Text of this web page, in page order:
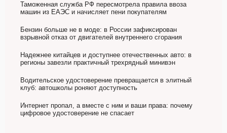
Таможенная служба РФ пересмотрела правила ввоза
машин из ЕАЭС и начисляет пени покупателям
Бензин больше не в моде: в России зафиксирован
взрывной отказ от двигателей внутреннего сгорания
Надежнее китайцев и доступнее отечественных авто: в
регионы завезли практичный трехрядный минивэн
Водительское удостоверение превращается в элитный
клуб: автошколы роняют доступность
Интернет пропал, а вместе с ним и ваши права: почему
цифровое удостоверение не спасает